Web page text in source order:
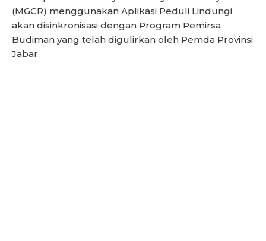
(MGCR) menggunakan Aplikasi Peduli Lindungi
akan disinkronisasi dengan Program Pemirsa
Budiman yang telah digulirkan oleh Pemda Provinsi
Jabar.